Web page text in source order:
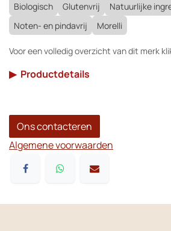
Biologisch Glutenvrij
Natuurlijke
Noten- en pindavrij
Morelli
Voor een volledig overzicht van dit merk
▶ Productdetails
Ons contacteren
Algemene voorwaarden